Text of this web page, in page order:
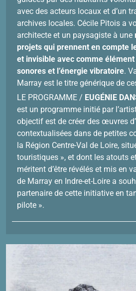
avec des acteurs locaux et d’un
archives locales. Cécile Pitois a
architecte et un paysagiste à une
projets qui prennent en compte
et invisible avec comme
sonores et l’énergie vibratoire.
Marray est le titre générique de
LE PROGRAMME / EUGÉNIE
est un programme initié par
objectif est de créer des œuvres
contextualisées dans de petites
la Région Centre-Val de Loire,
touristiques », et dont les atouts
méritent d’être révélés et mis en
de Marray en Indre-et-Loire a
partenaire de cette initiative en
pilote ».